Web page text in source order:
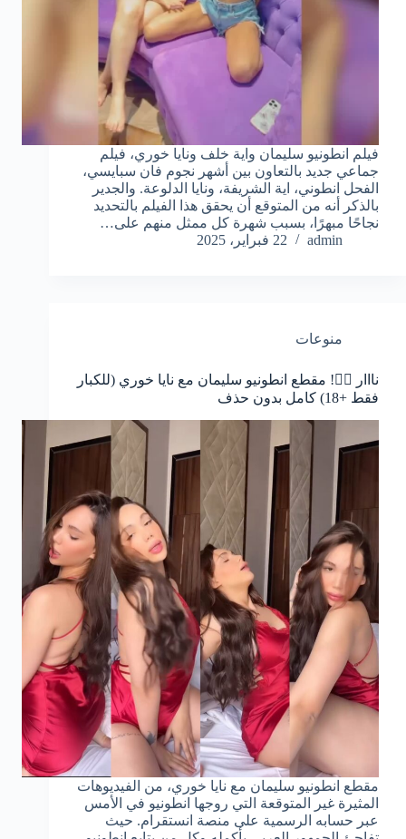
فيلم انطونيو سليمان واية خلف ونايا خوري، فيلم
جماعي جديد بالتعاون بين أشهر نجوم فان سبايسي،
الفحل انطوني، اية الشريفة، ونايا الدلوعة. والجدير
بالذكر أنه من المتوقع أن يحقق هذا الفيلم بالتحديد
نجاحًا مبهرًا، بسبب شهرة كل ممثل منهم على…
admin
22 فبراير، 2025
منوعات
نااار ❤️‍🔥! مقطع انطونيو سليمان مع نايا خوري (للكبار
فقط +18) كامل بدون حذف
مقطع انطونيو سليمان مع نايا خوري، من الفيديوهات
المثيرة غير المتوقعة التي روجها انطونيو في الأمس
عبر حسابه الرسمية على منصة انستقرام. حيث